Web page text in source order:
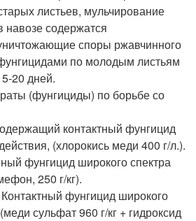
листьев, мульчирование
навозе содержатся
споры ржавчинного
по молодым листьям
20 дней.
(фунгициды) по борьбе со
контактный фунгицид
(хлорокись меди 400 г/л.).
фунгицид широкого спектра
250 г/кг).
фунгицид широкого
сульфат 960 г/кг + гидроксид